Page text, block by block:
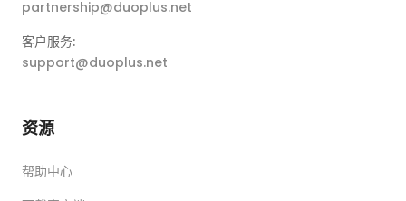
partnership@duoplus.net
客户服务:
support@duoplus.net
资源
帮助中心